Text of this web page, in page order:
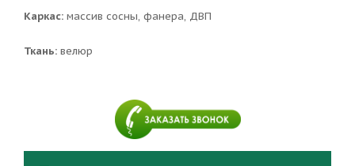
Каркас: массив сосны, фанера, ДВП
Ткань: велюр